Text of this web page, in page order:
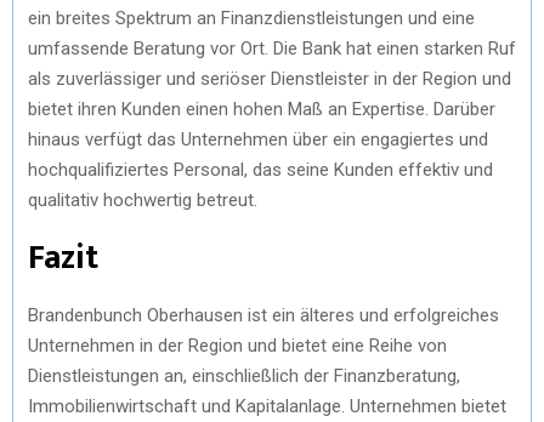
ein breites Spektrum an Finanzdienstleistungen und eine
umfassende Beratung vor Ort. Die Bank hat einen starken Ruf
als zuverlässiger und seriöser Dienstleister in der Region und
bietet ihren Kunden einen hohen Maß an Expertise. Darüber
hinaus verfügt das Unternehmen über ein engagiertes und
hochqualifiziertes Personal, das seine Kunden effektiv und
qualitativ hochwertig betreut.
Fazit
Brandenbunch Oberhausen ist ein älteres und erfolgreiches
Unternehmen in der Region und bietet eine Reihe von
Dienstleistungen an, einschließlich der Finanzberatung,
Immobilienwirtschaft und Kapitalanlage. Unternehmen bietet